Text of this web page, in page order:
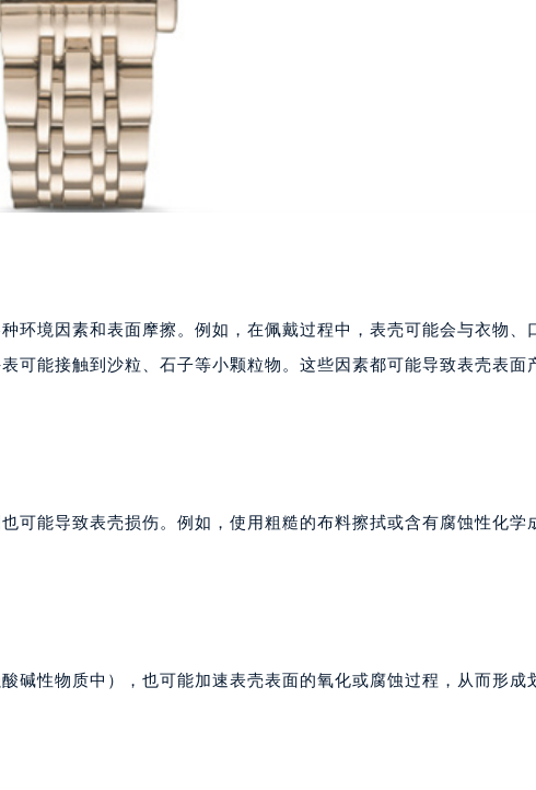
环境因素和表面摩擦。例如，在佩戴过程中，表壳可能会与衣物、
可能接触到沙粒、石子等小颗粒物。这些因素都可能导致表壳表面
可能导致表壳损伤。例如，使用粗糙的布料擦拭或含有腐蚀性化学
碱性物质中），也可能加速表壳表面的氧化或腐蚀过程，从而形成